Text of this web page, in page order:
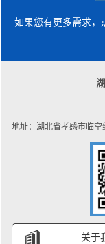
如果您有更多需求，
地址：湖北省孝感市临
关于